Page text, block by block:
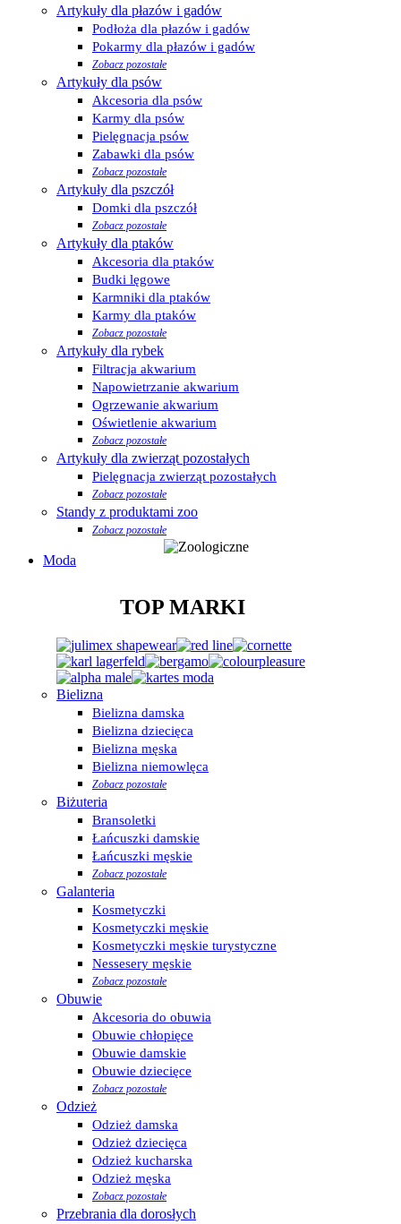
Artykuły dla płazów i gadów
Podłoża dla płazów i gadów
Pokarmy dla płazów i gadów
Zobacz pozostałe
Artykuły dla psów
Akcesoria dla psów
Karmy dla psów
Pielęgnacja psów
Zabawki dla psów
Zobacz pozostałe
Artykuły dla pszczół
Domki dla pszczół
Zobacz pozostałe
Artykuły dla ptaków
Akcesoria dla ptaków
Budki lęgowe
Karmniki dla ptaków
Karmy dla ptaków
Zobacz pozostałe
Artykuły dla rybek
Filtracja akwarium
Napowietrzanie akwarium
Ogrzewanie akwarium
Oświetlenie akwarium
Zobacz pozostałe
Artykuły dla zwierząt pozostałych
Pielęgnacja zwierząt pozostałych
Zobacz pozostałe
Standy z produktami zoo
Zobacz pozostałe
Moda
TOP MARKI
Bielizna
Bielizna damska
Bielizna dziecięca
Bielizna męska
Bielizna niemowlęca
Zobacz pozostałe
Biżuteria
Bransoletki
Łańcuszki damskie
Łańcuszki męskie
Zobacz pozostałe
Galanteria
Kosmetyczki
Kosmetyczki męskie
Kosmetyczki męskie turystyczne
Nessesery męskie
Zobacz pozostałe
Obuwie
Akcesoria do obuwia
Obuwie chłopięce
Obuwie damskie
Obuwie dziecięce
Zobacz pozostałe
Odzież
Odzież damska
Odzież dziecięca
Odzież kucharska
Odzież męska
Zobacz pozostałe
Przebrania dla dorosłych